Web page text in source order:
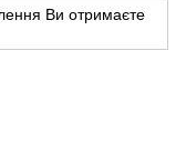
Ви отримаєте